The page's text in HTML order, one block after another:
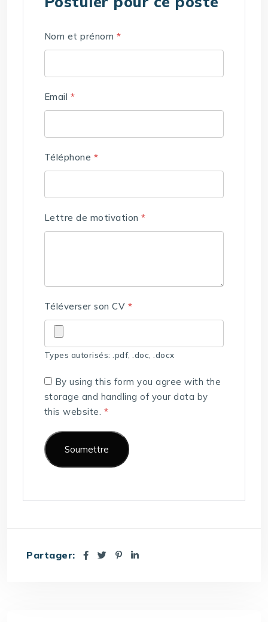
Nom et prénom *
Email *
Téléphone *
Lettre de motivation*
Téléverser son CV *
Types autorisés: .pdf, .doc, .docx
By using this form you agree with the
storage and handling of your data by
this website. *
Partager: